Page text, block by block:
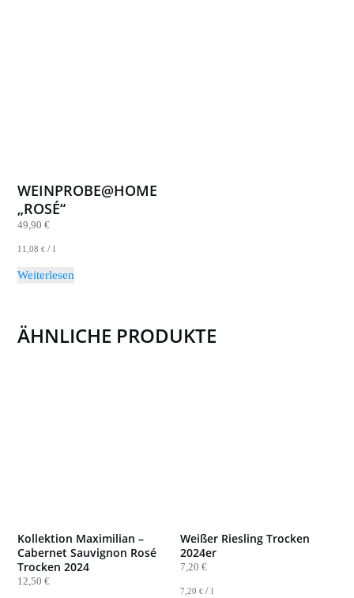
WEINPROBE@HOME
„ROSÉ“
49,90 €
11,08 € / l
Weiterlesen
ÄHNLICHE PRODUKTE
Kollektion Maximilian –
Cabernet Sauvignon Rosé
Trocken 2024
12,50 €
Weißer Riesling Trocken
2024er
7,20€
7,20€ /l